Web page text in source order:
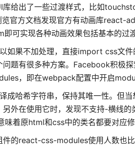
库给出了一些过渡样式，比如
览官方文档发现官方有动画库
可实现各种动画效果包括基本的过
如果不加处理，直接import css文
问题有很多种方案。Facebook积极
，即在webpack配置中开启
成哈希字符串，保持其唯一性。但
外在使用它时，发现不支持-横线
着原html和css中的类名都要对应
的react-css-modules使用人数也